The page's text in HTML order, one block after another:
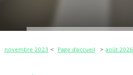
novembre 2023 Page d'accueil août 2026